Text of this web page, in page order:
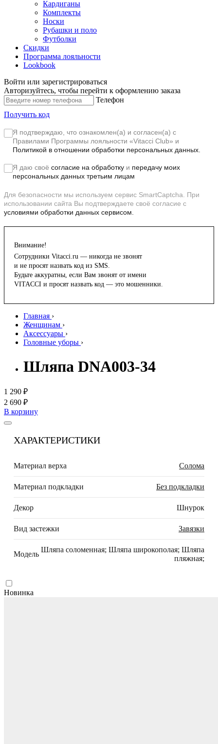
Кардиганы
Комплекты
Носки
Рубашки и поло
Футболки
Скидки
Программа лояльности
Lookbook
Войти или зарегистрироваться
Авторизуйтесь, чтобы перейти к оформлению заказа
Телефон
Получить код
Я подтверждаю, что ознакомлен(а) и согласен(а) с
Правилами Программы лояльности «Vitacci Club» и
Политикой в отношении обработки персональных данных.
Я даю своё согласие на обработку и передачу моих
персональных данных третьим лицам
Для безопасности мы используем сервис SmartCaptcha. При
использовании сайта Вы подтверждаете своё согласие с
условиями обработки данных сервисом.
Внимание!
Сотрудники Vitacci.ru — никогда не звонят
и не просят назвать код из SMS.
Будьте аккуратны, если Вам звонят от имени
VITACCI и просят назвать код — это мошенники.
Главная ›
Женщинам ›
Аксессуары ›
Головные уборы ›
Шляпа DNA003-34
1 290 ₽
2 690 ₽
В корзину
ХАРАКТЕРИСТИКИ
Материал верха Солома
Материал подкладки Без подкладки
Декор Шнурок
Вид застежки Завязки
Модель
Шляпа соломенная; Шляпа широкополая; Шляпа
пляжная;
Новинка